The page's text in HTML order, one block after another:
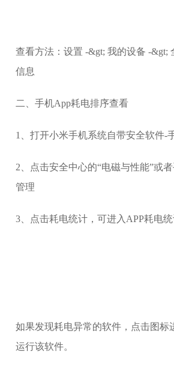
查看方法：设置 -&gt; 我的设备 -&gt;
信息
二、手机App耗电排序查看
1、打开小米手机系统自带安全软件-
2、点击安全中心的“电磁与性能”或
管理
3、点击耗电统计，可进入APP耗电统
如果发现耗电异常的软件，点击图标
运行该软件。